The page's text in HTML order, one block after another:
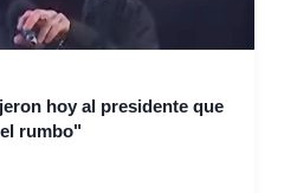
hoy al presidente que
rumbo"